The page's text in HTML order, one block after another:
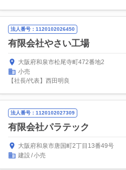
法人番号：1120102026450
有限会社やさい工場
大阪府和泉市松尾寺町472番地2
小売
【社長/代表】西田明良
法人番号：1120102027309
有限会社パラテック
大阪府和泉市唐国町2丁目13番49号
建設 小売